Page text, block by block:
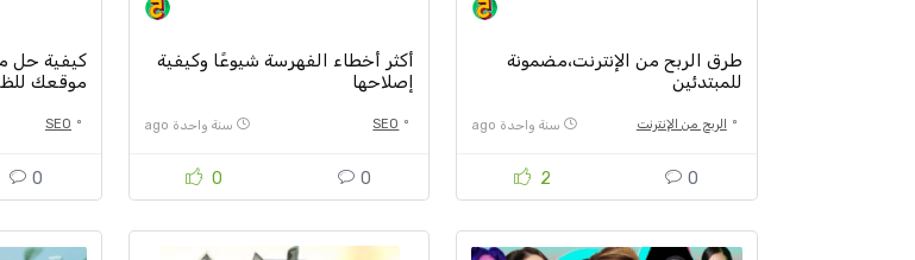
طرق الربح من الإنترنت،مضمونة
للمبتدئين
الربح من الإنترنت سنة واحدة ago
2 0
أكثر أخطاء الفهرسة شيوعًا وكيفية
إصلاحها
SEO سنة واحدة ago
0 0
كيفية حل
موقعك
SEO
0